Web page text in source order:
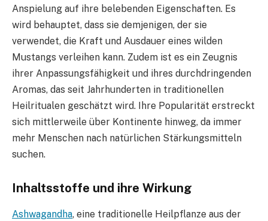
Anspielung auf ihre belebenden Eigenschaften. Es
wird behauptet, dass sie demjenigen, der sie
verwendet, die Kraft und Ausdauer eines wilden
Mustangs verleihen kann. Zudem ist es ein Zeugnis
ihrer Anpassungsfähigkeit und ihres durchdringenden
Aromas, das seit Jahrhunderten in traditionellen
Heilritualen geschätzt wird. Ihre Popularität erstreckt
sich mittlerweile über Kontinente hinweg, da immer
mehr Menschen nach natürlichen Stärkungsmitteln
suchen.
Inhaltsstoffe und ihre Wirkung
Ashwagandha, eine traditionelle Heilpflanze aus der